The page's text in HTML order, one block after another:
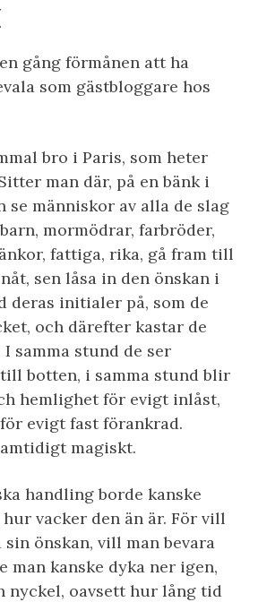
gång förmånen att ha
som gästbloggare hos
bro i Paris, som heter
man där, på en bänk i
se människor av alla de slag
mormödrar, farbröder,
fattiga, rika, gå fram till
sen låsa in den önskan i
deras initialer på, som de
och därefter kastar de
samma stund de ser
botten, i samma stund blir
hemlighet för evigt inlåst,
evigt fast förankrad.
magiskt.
handling borde kanske
vacker den än är. För vill
önskan, vill man bevara
man kanske dyka ner igen,
nyckel, oavsett hur lång tid